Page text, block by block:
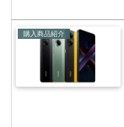
購入商品紹介